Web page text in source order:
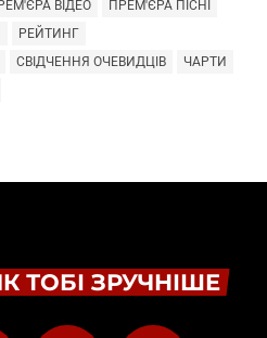
ВІДЕО
ПРЕМ'ЄРА ПІСНІ
РЕЙТИНГ
СВІДЧЕННЯ ОЧЕВИДЦІВ
ЧАРТИ
ТОБІ ЗРУЧНІШЕ